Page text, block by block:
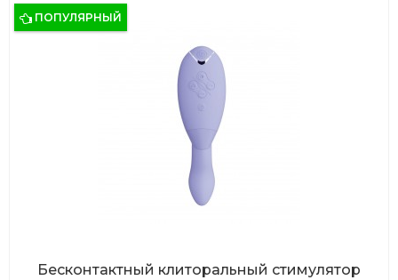
ПОПУЛЯРНЫЙ
Бесконтактный клиторальный стимулятор